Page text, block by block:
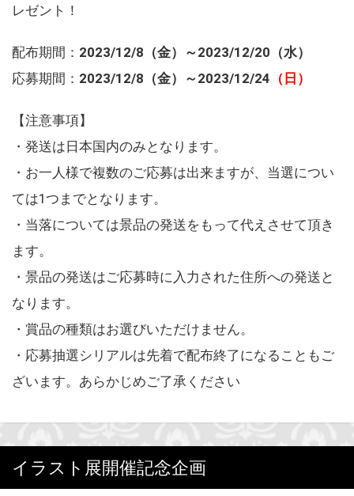
レゼント！
配布期間： 2023/12/8（金）～2023/12/20（水）
応募期間： 2023/12/8（金） ～2023/12/24 （日）
【注意事項】
・発送は日本国内のみとなります。
・お一人様で複数のご応募は出来ますが、当選につい
ては1つまでとなります。
・当落については景品の発送をもって代えさせて頂き
ます。
・景品の発送はご応募時に入力された住所への発送と
なります。
・賞品の種類はお選びいただけません。
・応募抽選シリアルは先着で配布終了になることもご
ざいます。あらかじめご了承ください
イラスト展開催記念企画